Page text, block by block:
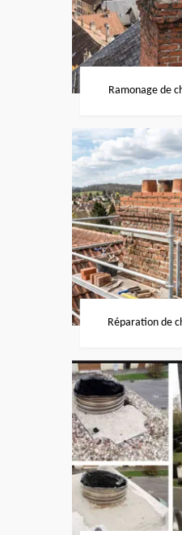
Ramonage de
Réparation de